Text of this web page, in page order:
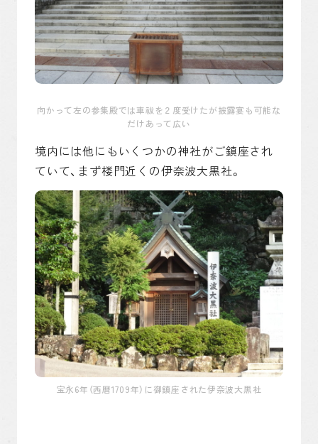
向かって左の参集殿では車祓を２度受けたが披露宴も可能な
だけあって広い
境内には他にもいくつかの神社がご鎮座され
ていて、まず楼門近くの伊奈波大黒社。
宝永6年（西暦1709年）に御鎮座された伊奈波大黒社